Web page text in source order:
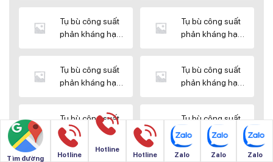
Tụ bù công suất
phản kháng hạ
Tụ bù công suất
phản kháng hạ
Tụ bù công suất
phản kháng hạ
Tụ bù công suất
phản kháng hạ
Tụ bù công suất
phản kháng hạ
thế SHIZUKI
Tụ bù công suất
phản kháng hạ
thế SINO
Tìm đường Hotline
Hotline
Hotline Zalo Zalo Zalo